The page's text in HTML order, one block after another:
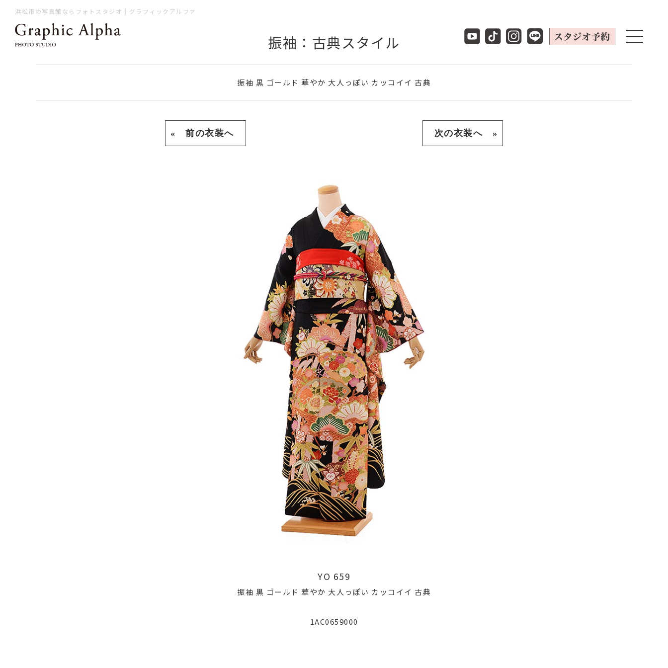
浜松市の写真館ならフォトスタジオ｜グラフィックアルファ
振袖：古典スタイル
振袖 黒 ゴールド 華やか 大人っぽい カッコイイ 古典
« 前の衣装へ 次の衣装へ »
YO 659
振袖 黒 ゴールド 華やか 大人っぽい カッコイイ 古典
1AC0659000